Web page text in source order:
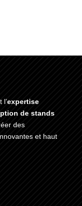
l’expertise
de stands
des
et haut